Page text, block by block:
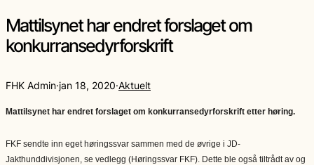
Mattilsynet har endret forslaget om
konkurransedyrforskrift
FHK Admin·jan 18, 2020·Aktuelt
Mattilsynet har endret forslaget om konkurransedyrforskrift etter høring.
FKF sendte inn eget høringssvar sammen med de øvrige i JD-
Jakthunddivisjonen, se vedlegg (Høringssvar FKF). Dette ble også tiltrådt av og